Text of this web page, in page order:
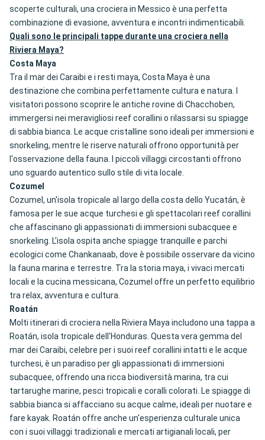
scoperte culturali, una crociera in Messico è una perfetta
combinazione di evasione, avventura e incontri indimenticabili.
Quali sono le principali tappe durante una crociera nella
Riviera Maya?
Costa Maya
Tra il mar dei Caraibi e i resti maya, Costa Maya è una
destinazione che combina perfettamente cultura e natura. I
visitatori possono scoprire le antiche rovine di Chacchoben,
immergersi nei meravigliosi reef corallini o rilassarsi su spiagge
di sabbia bianca. Le acque cristalline sono ideali per immersioni e
snorkeling, mentre le riserve naturali offrono opportunità per
l'osservazione della fauna. I piccoli villaggi circostanti offrono
uno sguardo autentico sullo stile di vita locale.
Cozumel
Cozumel, un'isola tropicale al largo della costa dello Yucatán, è
famosa per le sue acque turchesi e gli spettacolari reef corallini
che affascinano gli appassionati di immersioni subacquee e
snorkeling. L'isola ospita anche spiagge tranquille e parchi
ecologici come Chankanaab, dove è possibile osservare da vicino
la fauna marina e terrestre. Tra la storia maya, i vivaci mercati
locali e la cucina messicana, Cozumel offre un perfetto equilibrio
tra relax, avventura e cultura.
Roatán
Molti itinerari di crociera nella Riviera Maya includono una tappa a
Roatán, isola tropicale dell'Honduras. Questa vera gemma del
mar dei Caraibi, celebre per i suoi reef corallini intatti e le acque
turchesi, è un paradiso per gli appassionati di immersioni
subacquee, offrendo una ricca biodiversità marina, tra cui
tartarughe marine, pesci tropicali e coralli colorati. Le spiagge di
sabbia bianca si affacciano su acque calme, ideali per nuotare e
fare kayak. Roatán offre anche un'esperienza culturale unica
con i suoi villaggi tradizionali e mercati artigianali locali, per